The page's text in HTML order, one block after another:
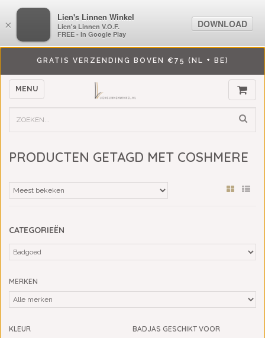
GRATIS VERZENDING BOVEN €75 (NL + BE)
MENU
PRODUCTEN GETAGD MET COSHMERE
CATEGORIEËN
MERKEN
KLEUR BADJAS GESCHIKT VOOR
×
LiensLinnenwinkel.nl
Lien's Linnen V.O.F.
FREE - In Google Play
DOWNLOAD
×
Lien's Linnen Winkel
Lien's Linnen V.O.F.
FREE - In Google Play
DOWNLOAD